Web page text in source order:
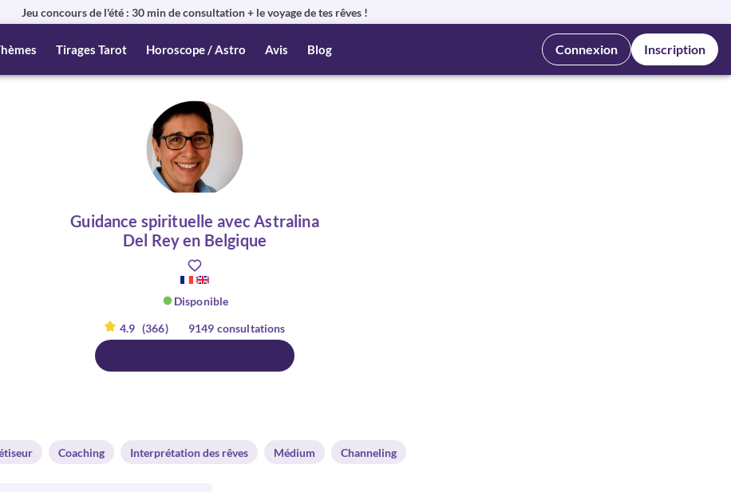
Jeu concours de l'été : 30 min de consultation + le voyage de tes rêves !
Tirages Tarot Horoscope / Astro Avis Blog Connexion Inscription
Guidance spirituelle avec Astralina
Del Rey en Belgique
Disponible
4.9 (366) 9149 consultations
Coaching Interprétation des rêves Médium Channeling